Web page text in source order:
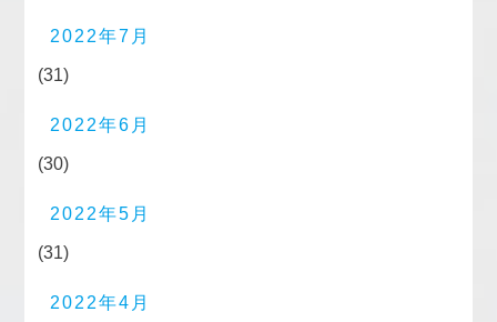
2022年7月
(31)
2022年6月
(30)
2022年5月
(31)
2022年4月